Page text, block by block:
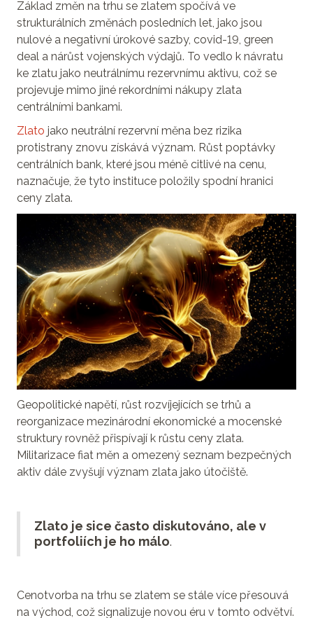
Základ změn na trhu se zlatem spočívá ve
strukturálních změnách posledních let, jako jsou
nulové a negativní úrokové sazby, covid-19, green
deal a nárůst vojenských výdajů. To vedlo k návratu
ke zlatu jako neutrálnímu rezervnímu aktivu, což se
projevuje mimo jiné rekordními nákupy zlata
centrálními bankami.
Zlato jako neutrální rezervní měna bez rizika
protistrany znovu získává význam. Růst poptávky
centrálních bank, které jsou méně citlivé na cenu,
naznačuje, že tyto instituce položily spodní hranici
ceny zlata.
Geopolitické napětí, růst rozvíjejících se trhů a
reorganizace mezinárodní ekonomické a mocenské
struktury rovněž přispívají k růstu ceny zlata.
Militarizace fiat měn a omezený seznam bezpečných
aktiv dále zvyšují význam zlata jako útočiště.
Zlato je sice často diskutováno, ale v
portfoliích je ho málo.
Cenotvorba na trhu se zlatem se stále více přesouvá
na východ, což signalizuje novou éru v tomto odvětví.